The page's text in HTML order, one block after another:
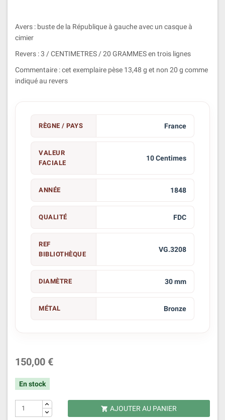
Avers : buste de la République à gauche avec un casque à
cimier
Revers : 3 / CENTIMETRES / 20 GRAMMES en trois lignes
Commentaire : cet exemplaire pèse 13,48 g et non 20 g comme
indiqué au revers
RÈGNE / PAYS France
VALEUR
FACIALE
10 Centimes
ANNÉE 1848
QUALITÉ FDC
REF
BIBLIOTHÈQUE
VG.3208
DIAMÈTRE 30 mm
MÉTAL Bronze
150,00 €
En stock
 AJOUTER AU PANIER